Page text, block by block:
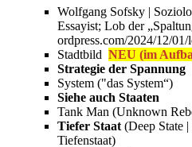
Wolfgang Sofsky |
Essayist; Lob der
Stadtbild NEU (im
Strategie der Spannung
System ("das System“)
Siehe auch Staaten
Tank Man (Unknown
Tiefer Staat (Deep State |
Tiefenstaat)